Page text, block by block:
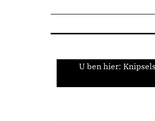
U ben hier: Knipsels